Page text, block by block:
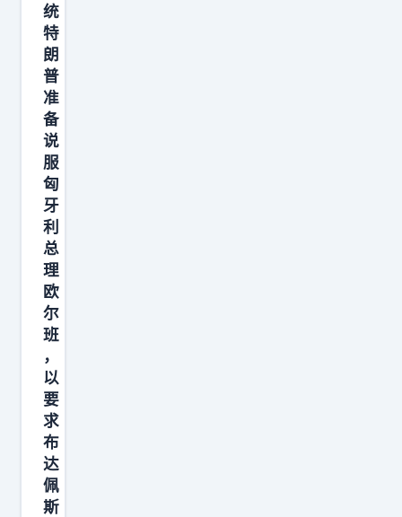
响
挑
衅
中
国
第
4
枪
。
日
本
政
府
统
特
朗
普
准
备
说
服
匈
牙
利
总
理
欧
尔
班
，
以
要
求
布
达
佩
斯